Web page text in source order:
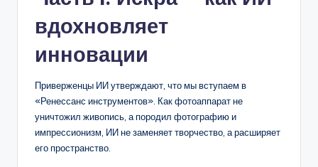
вдохновляет
инновации
Приверженцы ИИ утверждают, что мы вступаем в
«Ренессанс инструментов». Как фотоаппарат не
уничтожил живопись, а породил фотографию и
импрессионизм, ИИ не заменяет творчество, а расширяет
его пространство.